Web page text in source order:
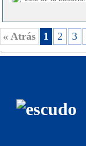
« Atrás 1 2 3